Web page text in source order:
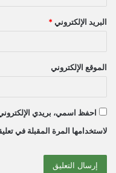
البريد الإلكتروني *
الموقع الإلكتروني
احفظ اسمي، بريدي
لاستخدامها المرة المقبلة في